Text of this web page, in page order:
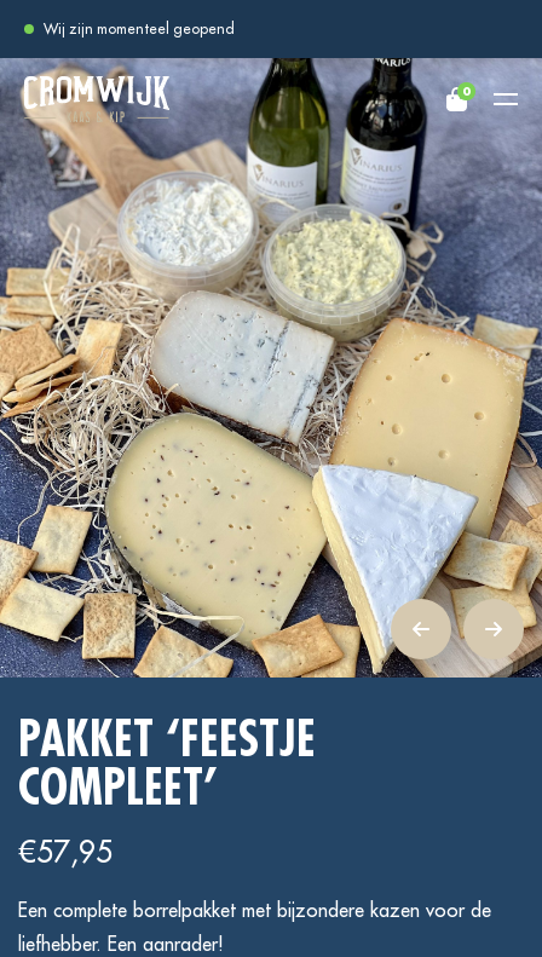
Wij zijn momenteel geopend
0
PAKKET ‘FEESTJE
COMPLEET’
€57,95
Een complete borrelpakket met bijzondere kazen voor de
liefhebber. Een aanrader!